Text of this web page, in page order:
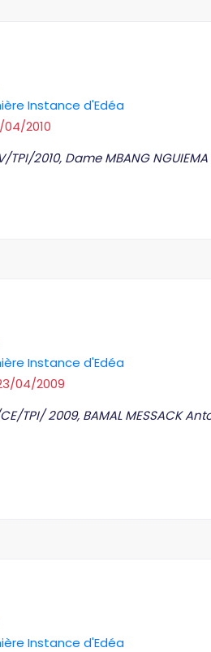
Instance d'Edéa
2010
2010, Dame MBANG
Instance d'Edéa
04/2009
TPI/ 2009, BAMAL MESSACK
Instance d'Edéa